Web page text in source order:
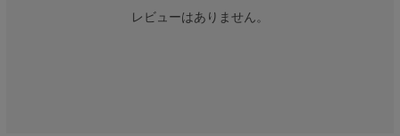
レビューはありません。